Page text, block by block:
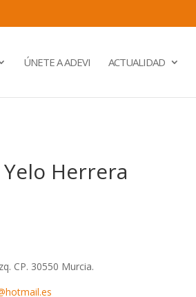
ÚNETE A ADEVI ACTUALIDAD
Herrera
CP. 30550 Murcia.